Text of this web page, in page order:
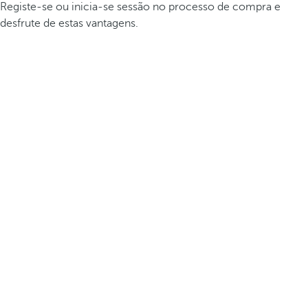
Registe-se ou inicia-se sessão no processo de compra e
desfrute de estas vantagens.